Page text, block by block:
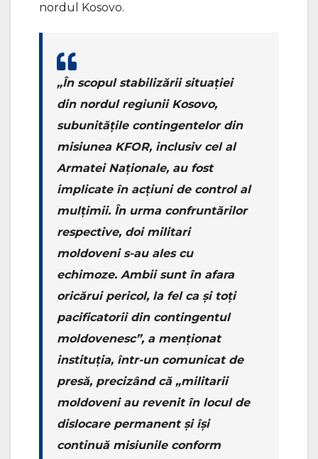
nordul Kosovo.
„În scopul stabilizării situației
din nordul regiunii Kosovo,
subunitățile contingentelor din
misiunea KFOR, inclusiv cel al
Armatei Naționale, au fost
implicate în acțiuni de control al
mulțimii. În urma confruntărilor
respective, doi militari
moldoveni s-au ales cu
echimoze. Ambii sunt în afara
oricărui pericol, la fel ca și toți
pacificatorii din contingentul
moldovenesc”, a menționat
instituția, într-un comunicat de
presă, precizând că „militarii
moldoveni au revenit în locul de
dislocare permanent și își
continuă misiunile conform